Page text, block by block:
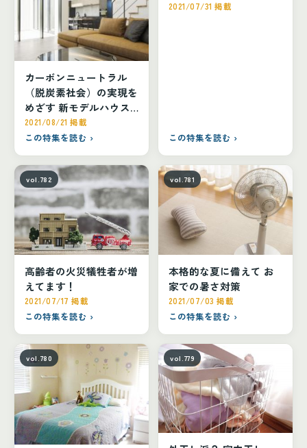
カーボンニュートラル
（脱炭素社会）の実現を
めざす 新モデルハウス
「2022 MODEL
HOUSE」。
2021/08/21 掲載
この特集を読む ›
2021/07/31 掲載
この特集を読む ›
vol.782
高齢者の火災犠牲者が増
えてます！
2021/07/17 掲載
この特集を読む ›
vol.781
本格的な夏に備えて お
家での暑さ対策
2021/07/03 掲載
この特集を読む ›
vol.780 vol.779